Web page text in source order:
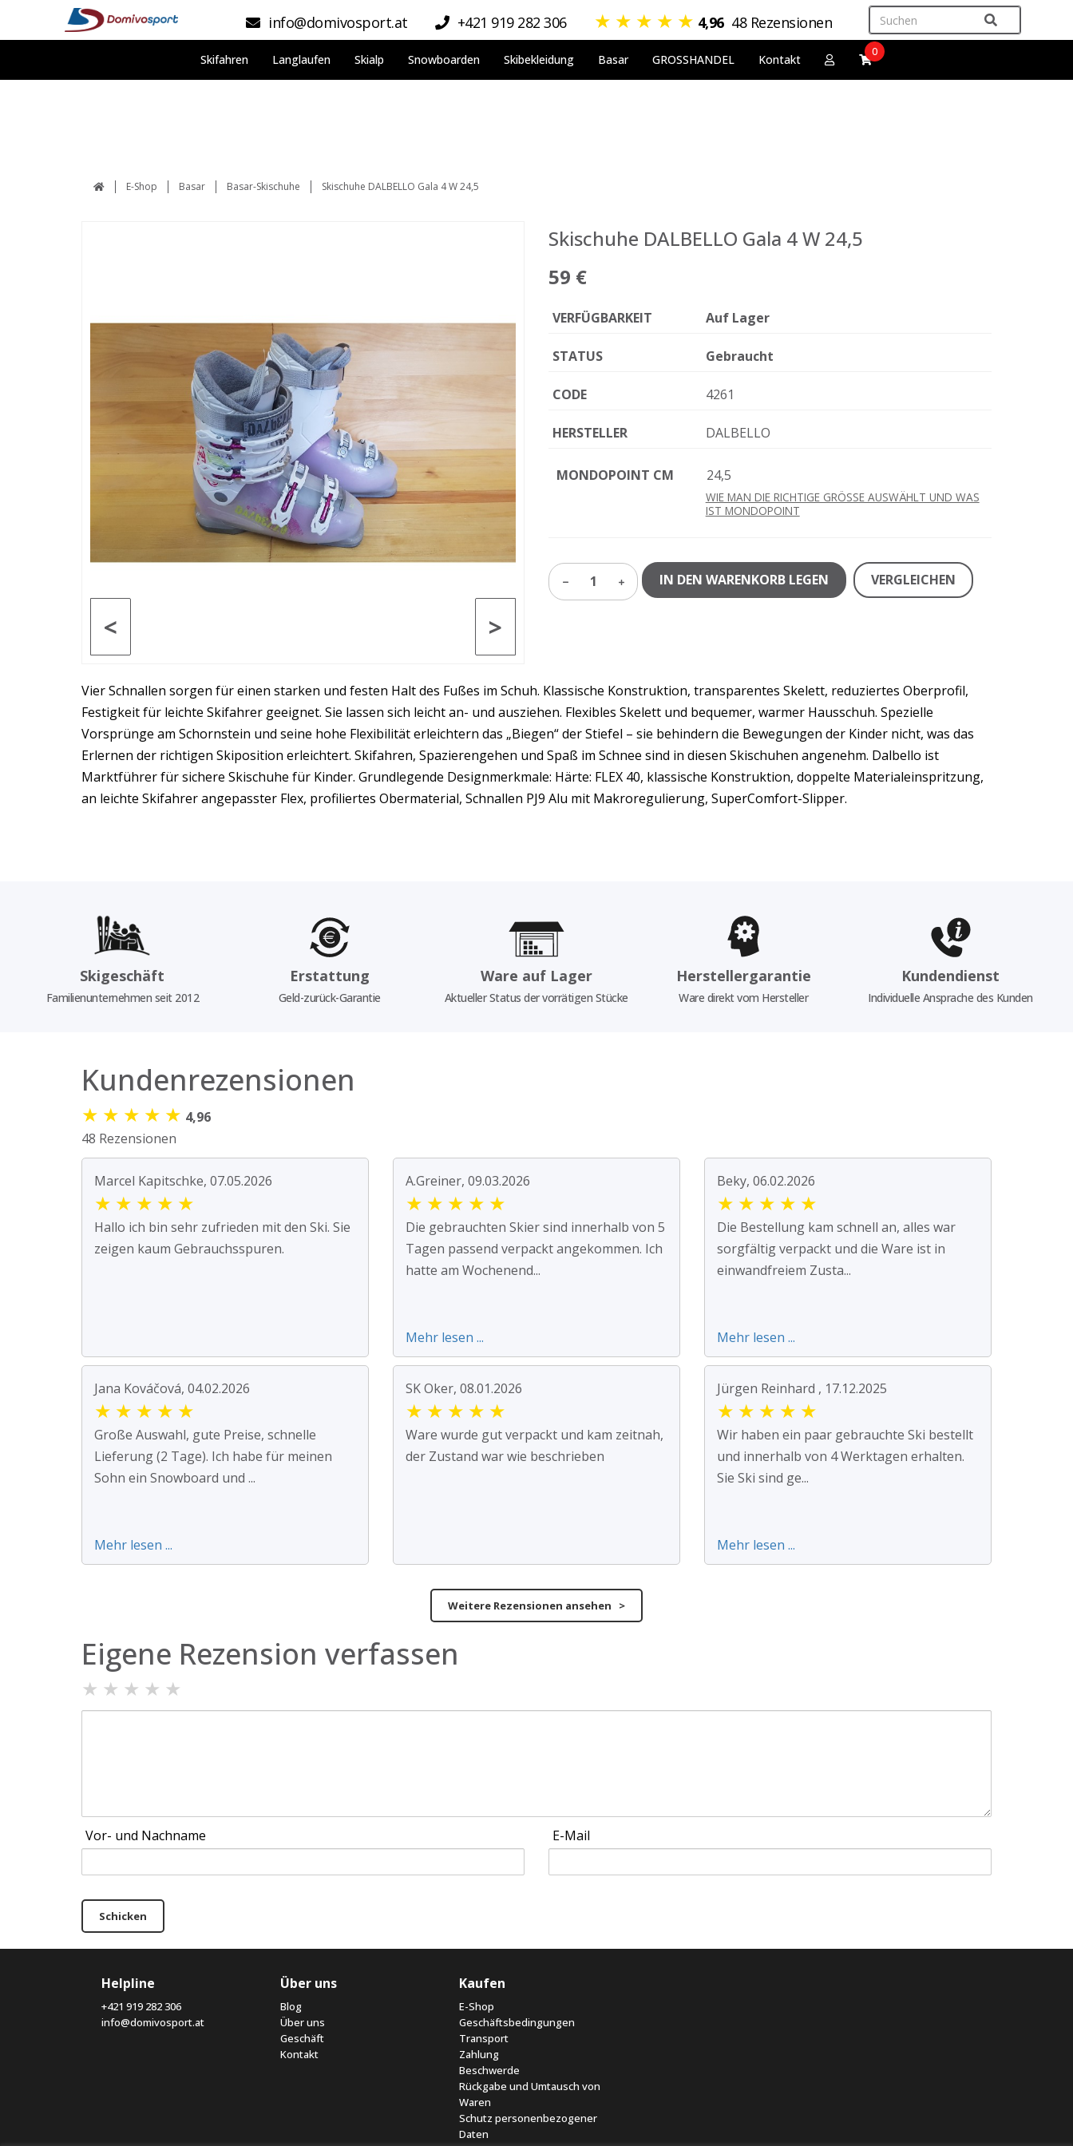
info@domivosport.at +421 919 282 306 ★ ★ ★ ★ ★ 4,96 48 Rezensionen
Skifahren Langlaufen Skialp Snowboarden Skibekleidung Basar GROSSHANDEL Kontakt
0
E-Shop Basar Basar-Skischuhe Skischuhe DALBELLO Gala 4 W 24,5
>
<
Skischuhe DALBELLO Gala 4 W 24,5
59 €
VERFÜGBARKEIT Auf Lager
STATUS Gebraucht
CODE 4261
HERSTELLER DALBELLO
MONDOPOINT CM 24,5
WIE MAN DIE RICHTIGE GRÖSSE AUSWÄHLT UND WAS
IST MONDOPOINT
1 IN DEN WARENKORB LEGEN VERGLEICHEN
Vier Schnallen sorgen für einen starken und festen Halt des Fußes im Schuh. Klassische Konstruktion, transparentes Skelett, reduziertes Oberprofil,
Festigkeit für leichte Skifahrer geeignet. Sie lassen sich leicht an- und ausziehen. Flexibles Skelett und bequemer, warmer Hausschuh. Spezielle
Vorsprünge am Schornstein und seine hohe Flexibilität erleichtern das „Biegen“ der Stiefel – sie behindern die Bewegungen der Kinder nicht, was das
Erlernen der richtigen Skiposition erleichtert. Skifahren, Spazierengehen und Spaß im Schnee sind in diesen Skischuhen angenehm. Dalbello ist
Marktführer für sichere Skischuhe für Kinder. Grundlegende Designmerkmale: Härte: FLEX 40, klassische Konstruktion, doppelte Materialeinspritzung,
an leichte Skifahrer angepasster Flex, profiliertes Obermaterial, Schnallen PJ9 Alu mit Makroregulierung, SuperComfort-Slipper.
Skigeschäft
Familienunternehmen seit 2012
Erstattung
Geld-zurück-Garantie
Ware auf Lager
Aktueller Status der vorrätigen Stücke
Herstellergarantie
Ware direkt vom Hersteller
Kundendienst
Individuelle Ansprache des Kunden
Kundenrezensionen
★ ★ ★ ★ ★ 4,96
48 Rezensionen
Marcel Kapitschke, 07.05.2026
★ ★ ★ ★ ★
Hallo ich bin sehr zufrieden mit den Ski. Sie
zeigen kaum Gebrauchsspuren.
A.Greiner, 09.03.2026
★ ★ ★ ★ ★
Die gebrauchten Skier sind innerhalb von 5
Tagen passend verpackt angekommen. Ich
hatte am Wochenend...
Mehr lesen ...
Beky, 06.02.2026
★ ★ ★ ★ ★
Die Bestellung kam schnell an, alles war
sorgfältig verpackt und die Ware ist in
einwandfreiem Zusta...
Mehr lesen ...
Jana Kováčová, 04.02.2026
★ ★ ★ ★ ★
Große Auswahl, gute Preise, schnelle
Lieferung (2 Tage). Ich habe für meinen
Sohn ein Snowboard und ...
Mehr lesen ...
SK Oker, 08.01.2026
★ ★ ★ ★ ★
Ware wurde gut verpackt und kam zeitnah,
der Zustand war wie beschrieben
Jürgen Reinhard , 17.12.2025
★ ★ ★ ★ ★
Wir haben ein paar gebrauchte Ski bestellt
und innerhalb von 4 Werktagen erhalten.
Sie Ski sind ge...
Mehr lesen ...
Weitere Rezensionen ansehen >
Eigene Rezension verfassen
★ ★ ★ ★ ★
Vor- und Nachname E-Mail
Schicken
Helpline
+421 919 282 306
info@domivosport.at
Über uns
Blog
Über uns
Geschäft
Kontakt
Kaufen
E-Shop
Geschäftsbedingungen
Transport
Zahlung
Beschwerde
Rückgabe und Umtausch von
Waren
Schutz personenbezogener
Daten